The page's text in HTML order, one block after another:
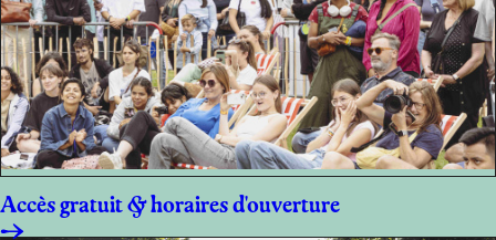
Accès gratuit & horaires d'ouverture